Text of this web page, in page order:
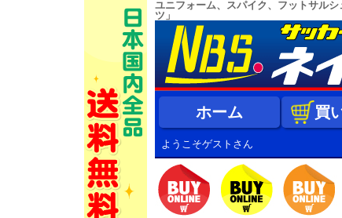
ユニフォーム、スパイク、フットサル
ツ」
ホーム 買
ようこそゲストさん